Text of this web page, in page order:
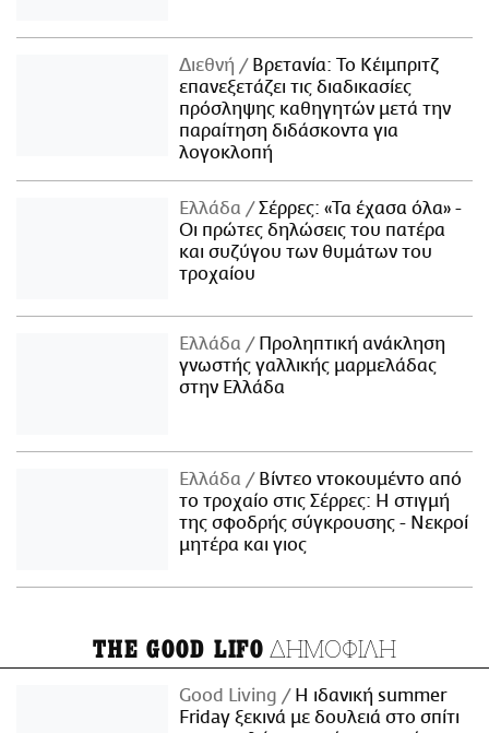
Διεθνή
Βρετανία: Το Κέιμπριτζ
επανεξετάζει τις διαδικασίες
πρόσληψης καθηγητών μετά την
παραίτηση διδάσκοντα για
λογοκλοπή
Ελλάδα
Σέρρες: «Τα έχασα όλα» -
Οι πρώτες δηλώσεις του πατέρα
και συζύγου των θυμάτων του
τροχαίου
Ελλάδα
Προληπτική ανάκληση
γνωστής γαλλικής μαρμελάδας
στην Ελλάδα
Ελλάδα
Βίντεο ντοκουμέντο από
το τροχαίο στις Σέρρες: Η στιγμή
της σφοδρής σύγκρουσης - Νεκροί
μητέρα και γιος
THE GOOD LIFO ΔΗΜΟΦΙΛΗ
Good Living
Η ιδανική summer
Friday ξεκινά με δουλειά στο σπίτι